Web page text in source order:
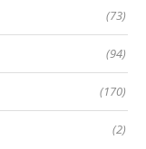
(73)
(94)
(170)
(2)